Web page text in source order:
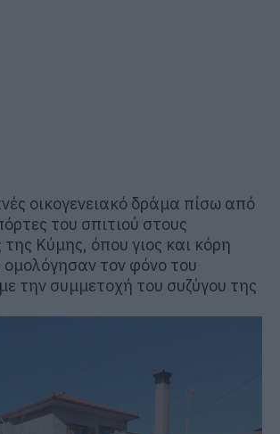
οικογενειακό δράμα πίσω από
του σπιτιού στους
της Κύμης, όπου γιος και κόρη
τον φόνο του
την συμμετοχή του συζύγου της